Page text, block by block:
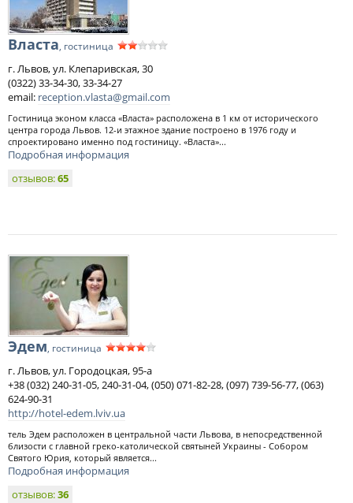
Власта, гостиница
г. Львов, ул. Клепаривская, 30
(0322) 33-34-30, 33-34-27
email: reception.vlasta@gmail.com
Гостиница эконом класса «Власта» расположена в 1 км от исторического
центра города Львов. 12-и этажное здание построено в 1976 году и
спроектировано именно под гостиницу. «Власта»...
Подробная информация
отзывов:65
Эдем, гостиница
г. Львов, ул. Городоцкая, 95-а
+38 (032) 240-31-05, 240-31-04, (050) 071-82-28, (097) 739-56-77, (063)
624-90-31
http://hotel-edem.lviv.ua
тель Эдем расположен в центральной части Львова, в непосредственной
близости с главной греко-католической святыней Украины - Собором
Святого Юрия, который является...
Подробная информация
отзывов:36